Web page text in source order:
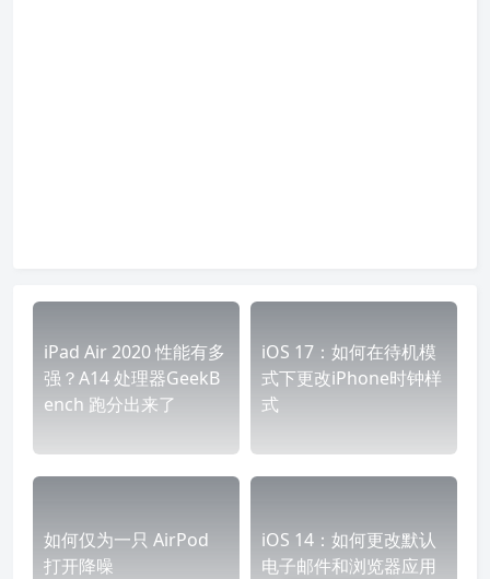
iPad Air 2020 性能有多
强？A14 处理器GeekB
ench 跑分出来了
iOS 17：如何在待机模
式下更改iPhone时钟样
式
如何仅为一只 AirPod
打开降噪
iOS 14：如何更改默认
电子邮件和浏览器应用